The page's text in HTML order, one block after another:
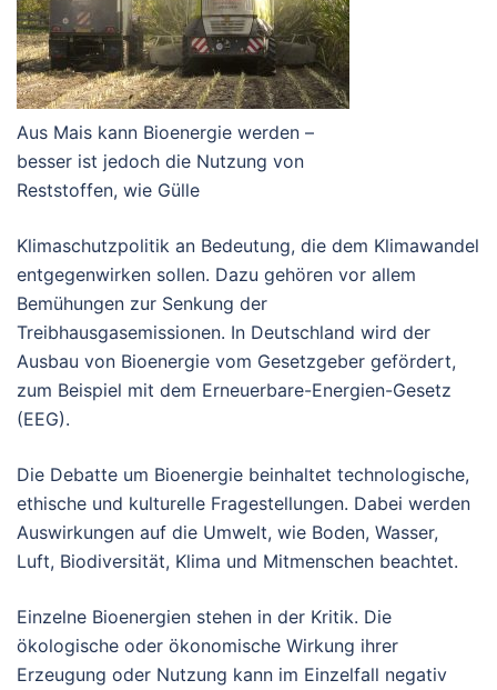
Aus Mais kann Bioenergie werden –
besser ist jedoch die Nutzung von
Reststoffen, wie Gülle
Klimaschutzpolitik an Bedeutung, die dem Klimawandel
entgegenwirken sollen. Dazu gehören vor allem
Bemühungen zur Senkung der
Treibhausgasemissionen. In Deutschland wird der
Ausbau von Bioenergie vom Gesetzgeber gefördert,
zum Beispiel mit dem Erneuerbare-Energien-Gesetz
(EEG).
Die Debatte um Bioenergie beinhaltet technologische,
ethische und kulturelle Fragestellungen. Dabei werden
Auswirkungen auf die Umwelt, wie Boden, Wasser,
Luft, Biodiversität, Klima und Mitmenschen beachtet.
Einzelne Bioenergien stehen in der Kritik. Die
ökologische oder ökonomische Wirkung ihrer
Erzeugung oder Nutzung kann im Einzelfall negativ